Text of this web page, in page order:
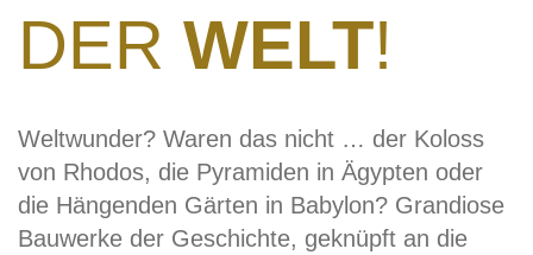
DER WELT!
Weltwunder? Waren das nicht … der Koloss
von Rhodos, die Pyramiden in Ägypten oder
die Hängenden Gärten in Babylon? Grandiose
Bauwerke der Geschichte, geknüpft an die